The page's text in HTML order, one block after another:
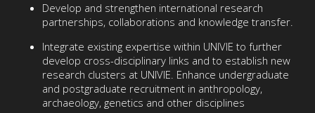
Develop and strengthen international research
partnerships, collaborations and knowledge transfer.
Integrate existing expertise within UNIVIE to further
develop cross-disciplinary links and to establish new
research clusters at UNIVIE. Enhance undergraduate
and postgraduate recruitment in anthropology,
archaeology, genetics and other disciplines